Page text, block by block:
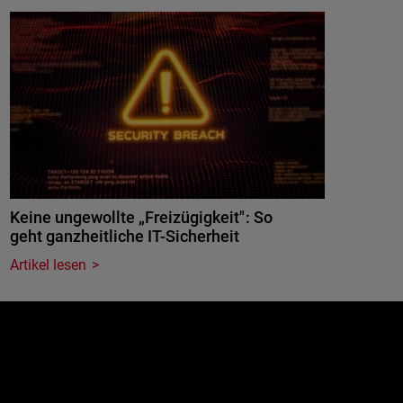
Keine ungewollte „Freizügigkeit": So
geht ganzheitliche IT-Sicherheit
Artikel lesen